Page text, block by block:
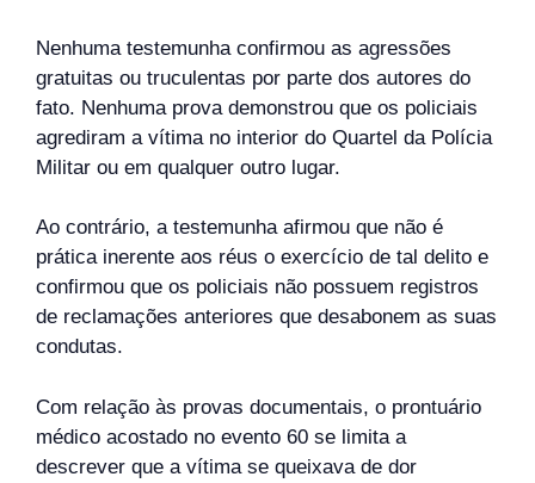
Nenhuma testemunha confirmou as agressões
gratuitas ou truculentas por parte dos autores do
fato. Nenhuma prova demonstrou que os policiais
agrediram a vítima no interior do Quartel da Polícia
Militar ou em qualquer outro lugar.
Ao contrário, a testemunha afirmou que não é
prática inerente aos réus o exercício de tal delito e
confirmou que os policiais não possuem registros
de reclamações anteriores que desabonem as suas
condutas.
Com relação às provas documentais, o prontuário
médico acostado no evento 60 se limita a
descrever que a vítima se queixava de dor